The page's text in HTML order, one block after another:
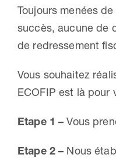
Toujours menées
succès, aucune de
de redressement
Vous souhaitez
ECOFIP est là pour
Etape 1 –Vous
Etape 2 – Nous